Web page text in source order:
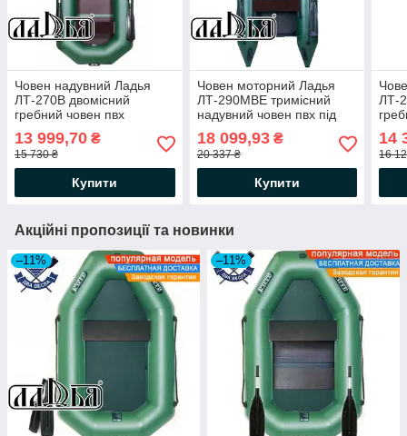
Човен надувний Ладья
ЛТ-270В двомісний
гребний човен пвх
балони 37
13 999,70 ₴
15 730 ₴
Купити
Човен моторний Ладья
ЛТ-290МВЕ тримісний
надувний човен пвх під
книжка сдвиж сід
18 099,93₴
20 337 ₴
Купити
ЛТ-
14
16
Акційні пропозиції та новинки
–11% –11%